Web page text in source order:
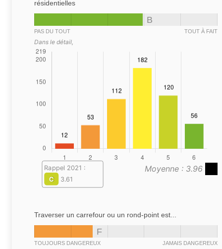
résidentielles
B
PAS DU TOUT TOUT À FAIT
Dans le détail,
Moyenne : 3.96
Rappel 2021 :
C
3.61
Traverser un carrefour ou un rond-point est...
F
TOUJOURS DANGEREUX JAMAIS DANGEREUX